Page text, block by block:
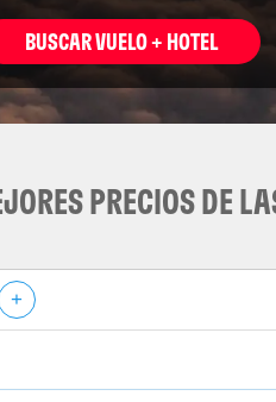
BUSCAR VUELO + HOTEL
PRECIOS DE
+